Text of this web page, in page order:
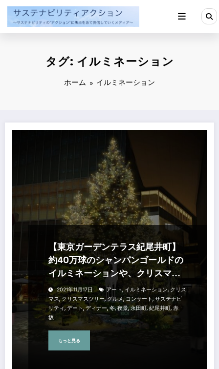
ン
タグ: イルミネーション
ホーム イルミネーション
【東京ガーデンテラス紀尾井町】
約40万球のシャンパンゴールドの
イルミネーションや、クリスマス
限定メニューも楽しめる 『KIOI
WINTER 2021-2022』
2021年11月17日 アート, イルミネーション, クリス
マス,クリスマスツリー,グルメ, コンサート, サステナビ
リティ,デート, ディナー, 冬,夜景, 永田町, 紀尾井町, 赤
坂
もっと見る